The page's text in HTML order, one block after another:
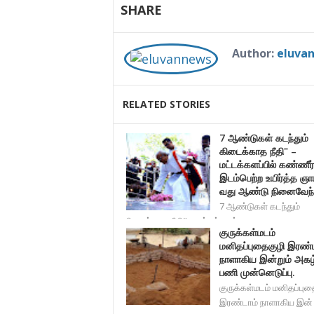
SHARE
Author:
RELATED STORIES
7 ஆண்டுகள் கடந்தும்
கிடைக்காத நீதி" –
மட்டக்களப்பில்
இடம்பெற்ற உயிர்த்த
வது ஆண்டு
7 ஆண்டுகள் கடந்தும்
கிடைக்காத நீதி" – மட்டக்களப்ப
குருக்கள்மடம்
மனிதப்புதைகுழி
நாளாகிய இன்றும்
பணி முன்னெடுப்பு.
குருக்கள்மடம்
இரண்டாம் நாளாகிய இன்